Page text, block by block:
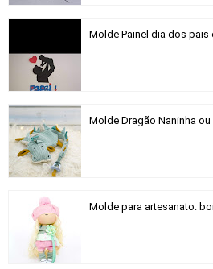
Molde Painel dia dos pais
Molde Dragão Naninha
Molde para artesanato: